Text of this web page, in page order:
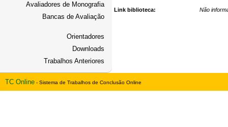
Avaliadores de Monografia
Bancas de Avaliação
Orientadores
Downloads
Trabalhos Anteriores
Link biblioteca: Não
TC Online - Sistema de Trabalhos de Conclusão Online